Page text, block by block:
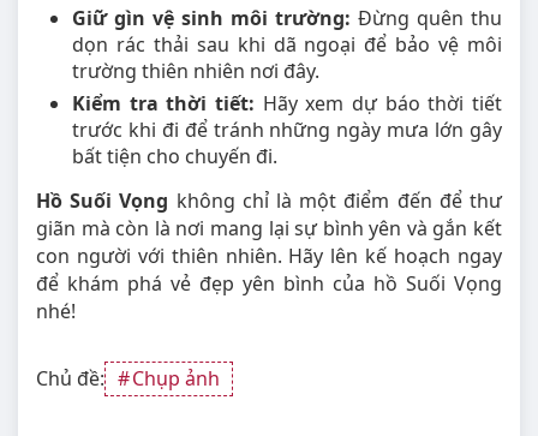
Giữ gìn vệ sinh môi trường: Đừng quên thu
dọn rác thải sau khi dã ngoại để bảo vệ môi
trường thiên nhiên nơi đây.
Kiểm tra thời tiết: Hãy xem dự báo thời tiết
trước khi đi để tránh những ngày mưa lớn gây
bất tiện cho chuyến đi.
Hồ Suối Vọng không chỉ là một điểm đến để thư
giãn mà còn là nơi mang lại sự bình yên và gắn kết
con người với thiên nhiên. Hãy lên kế hoạch ngay
để khám phá vẻ đẹp yên bình của hồ Suối Vọng
nhé!
Chủ đề: Chụp ảnh